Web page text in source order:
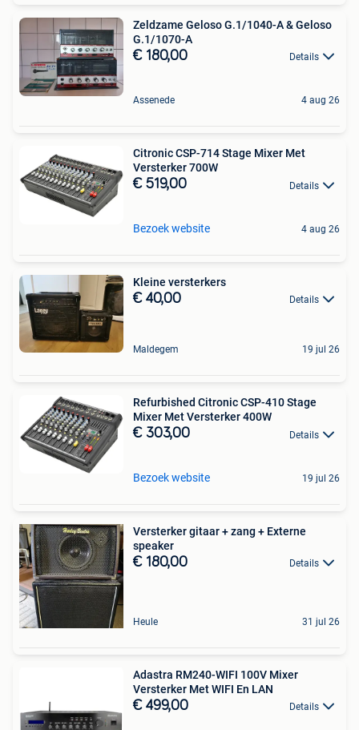
Zeldzame Geloso G.1/1040-A & Geloso
G.1/1070-A
€ 180,00 Details
Assenede 4 aug 26
Citronic CSP-714 Stage Mixer Met
Versterker 700W
€ 519,00 Details
Bezoek website 4 aug 26
Kleine versterkers
€ 40,00 Details
Maldegem 19 jul 26
Refurbished Citronic CSP-410 Stage
Mixer Met Versterker 400W
€ 303,00 Details
Bezoek website 19 jul 26
Versterker gitaar + zang + Externe
speaker
€ 180,00 Details
Heule 31 jul 26
Adastra RM240-WIFI 100V Mixer
Versterker Met WIFI En LAN
€ 499,00 Details